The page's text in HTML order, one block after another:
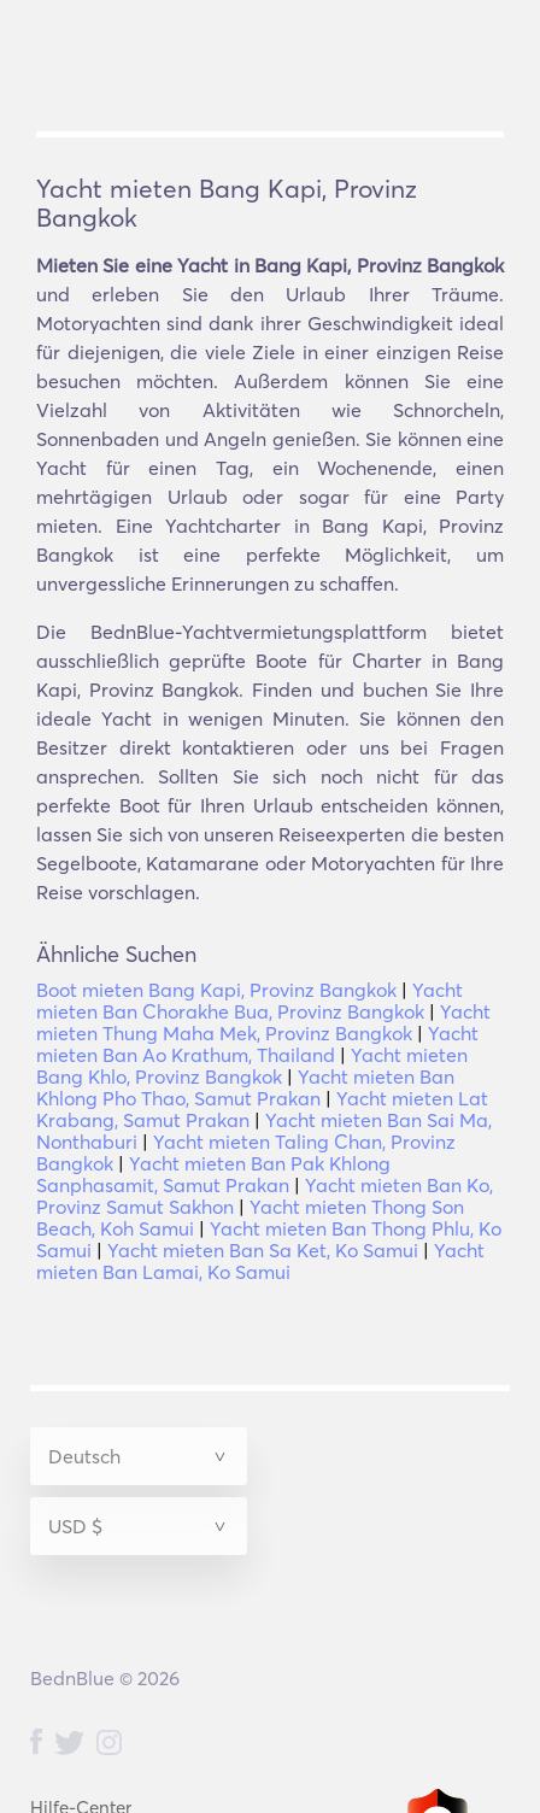
Yacht mieten Bang Kapi, Provinz
Bangkok
Mieten Sie eine Yacht in Bang Kapi, Provinz Bangkok
und erleben Sie den Urlaub Ihrer Träume.
Motoryachten sind dank ihrer Geschwindigkeit ideal
für diejenigen, die viele Ziele in einer einzigen Reise
besuchen möchten. Außerdem können Sie eine
Vielzahl von Aktivitäten wie Schnorcheln,
Sonnenbaden und Angeln genießen. Sie können eine
Yacht für einen Tag, ein Wochenende, einen
mehrtägigen Urlaub oder sogar für eine Party
mieten. Eine Yachtcharter in Bang Kapi, Provinz
Bangkok ist eine perfekte Möglichkeit, um
unvergessliche Erinnerungen zu schaffen.
Die BednBlue-Yachtvermietungsplattform bietet
ausschließlich geprüfte Boote für Charter in Bang
Kapi, Provinz Bangkok. Finden und buchen Sie Ihre
ideale Yacht in wenigen Minuten. Sie können den
Besitzer direkt kontaktieren oder uns bei Fragen
ansprechen. Sollten Sie sich noch nicht für das
perfekte Boot für Ihren Urlaub entscheiden können,
lassen Sie sich von unseren Reiseexperten die besten
Segelboote, Katamarane oder Motoryachten für Ihre
Reise vorschlagen.
Ähnliche Suchen
Boot mieten Bang Kapi, Provinz Bangkok | Yacht
mieten Ban Chorakhe Bua, Provinz Bangkok | Yacht
mieten Thung Maha Mek, Provinz Bangkok | Yacht
mieten Ban Ao Krathum, Thailand | Yacht mieten
Bang Khlo, Provinz Bangkok | Yacht mieten Ban
Khlong Pho Thao, Samut Prakan | Yacht mieten Lat
Krabang, Samut Prakan | Yacht mieten Ban Sai Ma,
Nonthaburi | Yacht mieten Taling Chan, Provinz
Bangkok | Yacht mieten Ban Pak Khlong
Sanphasamit, Samut Prakan | Yacht mieten Ban Ko,
Provinz Samut Sakhon | Yacht mieten Thong Son
Beach, Koh Samui | Yacht mieten Ban Thong Phlu, Ko
Samui | Yacht mieten Ban Sa Ket, Ko Samui | Yacht
mieten Ban Lamai, Ko Samui
Hilfe-Center
BednBlue © 2026